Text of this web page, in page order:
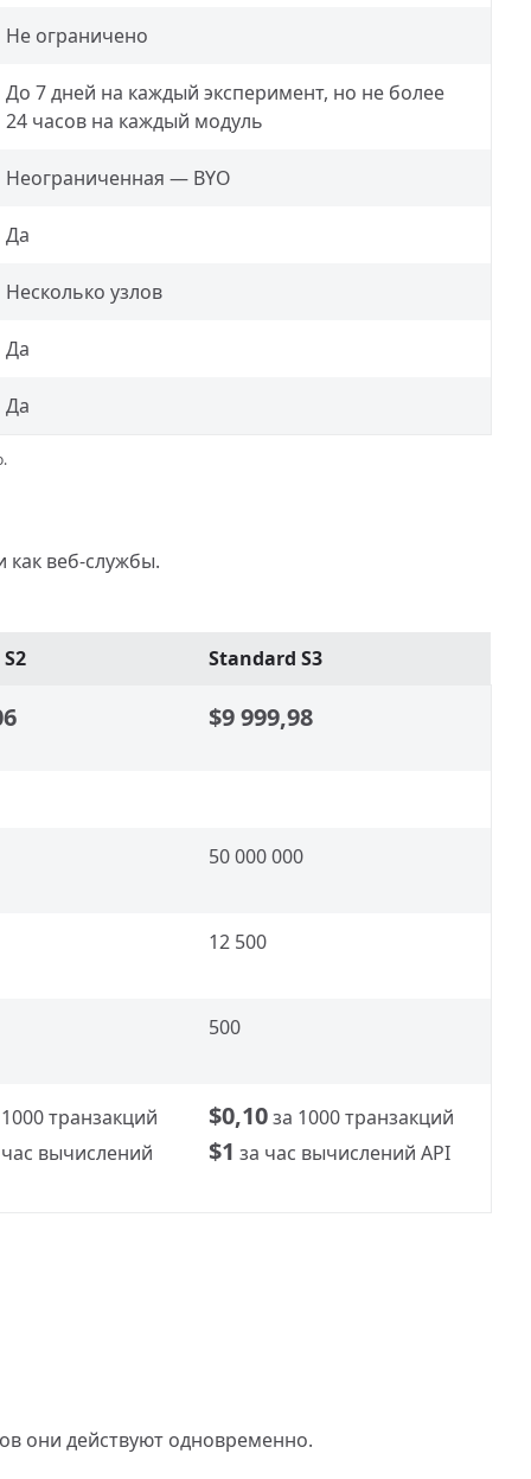
Не ограничено
До 7 дней на каждый эксперимент, но не более
24 часов на каждый модуль
Неограниченная — BYO
Да
Несколько узлов
Да
Да
как веб-службы.
Standard S3
$9 999,98
50 000 000
12 500
500
транзакций
вычислений
$0,10за 1000 транзакций
$1 за час вычислений API
они действуют одновременно.